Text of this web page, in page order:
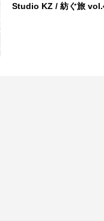
Studio KZ / 紡ぐ旅